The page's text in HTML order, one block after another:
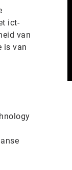
ict-
van
is van